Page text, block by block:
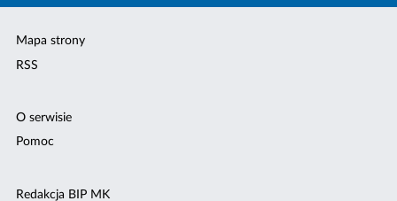
Mapa strony
RSS
O serwisie
Pomoc
Redakcja BIP MK